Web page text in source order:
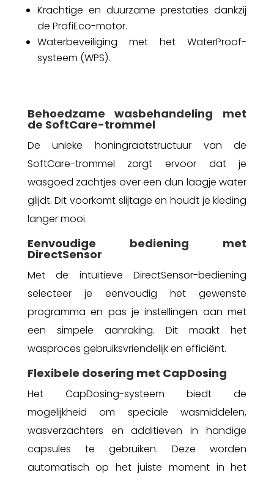
Krachtige en duurzame prestaties dankzij
de ProfiEco-motor.
Waterbeveiliging met het WaterProof-
systeem (WPS).
Behoedzame wasbehandeling met
de SoftCare-trommel
De unieke honingraatstructuur van de
SoftCare-trommel zorgt ervoor dat je
wasgoed zachtjes over een dun laagje water
glijdt. Dit voorkomt slijtage en houdt je kleding
langer mooi.
Eenvoudige bediening met
DirectSensor
Met de intuïtieve DirectSensor-bediening
selecteer je eenvoudig het gewenste
programma en pas je instellingen aan met
een simpele aanraking. Dit maakt het
wasproces gebruiksvriendelijk en efficiënt.
Flexibele dosering met CapDosing
Het CapDosing-systeem biedt de
mogelijkheid om speciale wasmiddelen,
wasverzachters en additieven in handige
capsules te gebruiken. Deze worden
automatisch op het juiste moment in het